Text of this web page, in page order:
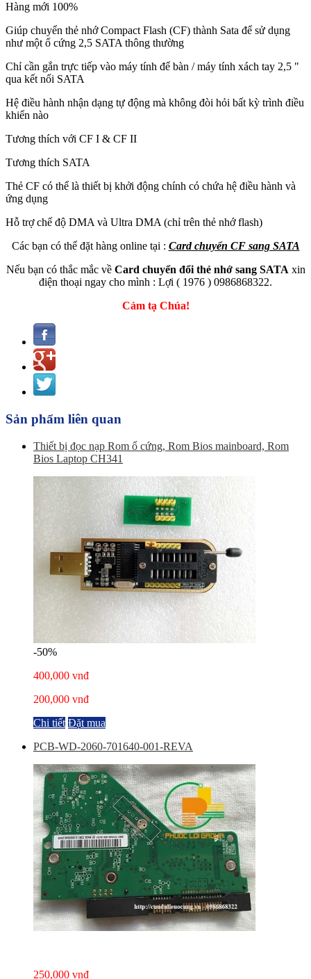
Hàng mới 100%
Giúp chuyển thẻ nhớ Compact Flash (CF) thành Sata để sử dụng
như một ổ cứng 2,5 SATA thông thường
Chỉ cần gắn trực tiếp vào máy tính để bàn / máy tính xách tay 2,5 "
qua kết nối SATA
Hệ điều hành nhận dạng tự động mà không đòi hỏi bất kỳ trình điều
khiển nào
Tương thích với CF I & CF II
Tương thích SATA
Thẻ CF có thể là thiết bị khởi động chính có chứa hệ điều hành và
ứng dụng
Hỗ trợ chế độ DMA và Ultra DMA (chỉ trên thẻ nhớ flash)
Các bạn có thể đặt hàng online tại : Card chuyển CF sang SATA
Nếu bạn có thắc mắc về Card chuyển đổi thẻ nhớ sang SATA xin
điện thoại ngay cho mình : Lợi ( 1976 ) 0986868322.
Cảm tạ Chúa!
Sản phẩm liên quan
Thiết bị đọc nạp Rom ổ cứng, Rom Bios mainboard, Rom
Bios Laptop CH341
-50%
400,000 vnđ
200,000 vnđ
Chi tiết Đặt mua
PCB-WD-2060-701640-001-REVA
250,000 vnđ